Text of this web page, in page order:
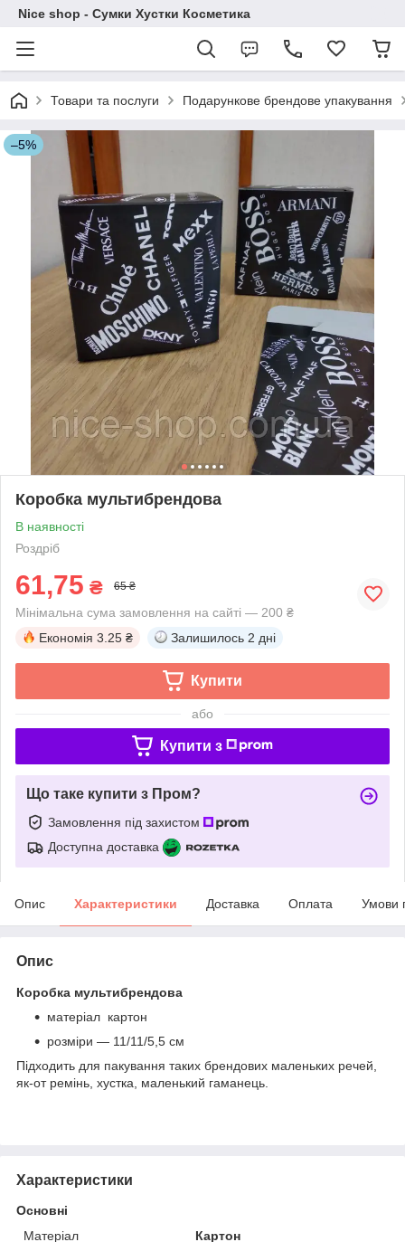
Nice shop - Сумки Хустки Косметика
Товари та послуги Подарункове брендове упакування
–5%
Коробка мультибрендова
В наявності
Роздріб
61,75 ₴ 65 ₴
Мінімальна сума замовлення на сайті — 200 ₴
Економія 3.25 ₴ Залишилось 2 дні
Купити
або
Купити з
Що таке купити з Пром?
Замовлення під захистом
Доступна доставка
Опис Характеристики Доставка Оплата Умови
Опис
Коробка мультибрендова
матеріал картон
розміри — 11/11/5,5 см
Підходить для пакування таких брендових маленьких речей,
як-от ремінь, хустка, маленький гаманець.
Характеристики
Основні
Матеріал
Картон